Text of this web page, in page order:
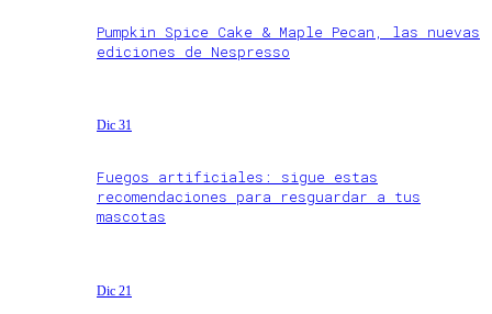
Pumpkin Spice Cake & Maple Pecan, las nuevas
ediciones de Nespresso
Dic 31
Fuegos artificiales: sigue estas
recomendaciones para resguardar a tus
mascotas
Dic 21